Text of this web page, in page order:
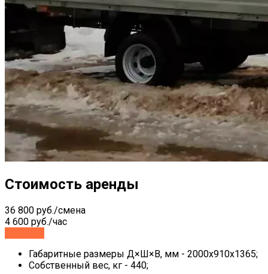
Стоимость аренды
36 800 руб./смена
4 600 руб./час
Габаритные размеры Д×Ш×В, мм - 2000х910х1365;
Собственный вес, кг - 440;